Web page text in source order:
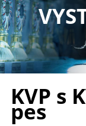
KVP s
pes